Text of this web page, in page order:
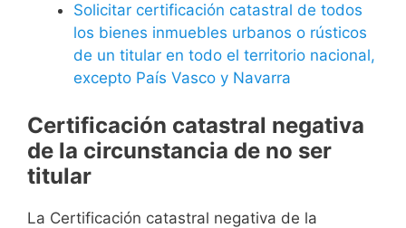
Solicitar certificación catastral de todos
los bienes inmuebles urbanos o rústicos
de un titular en todo el territorio nacional,
excepto País Vasco y Navarra
Certificación catastral negativa
de la circunstancia de no ser
titular
La Certificación catastral negativa de la